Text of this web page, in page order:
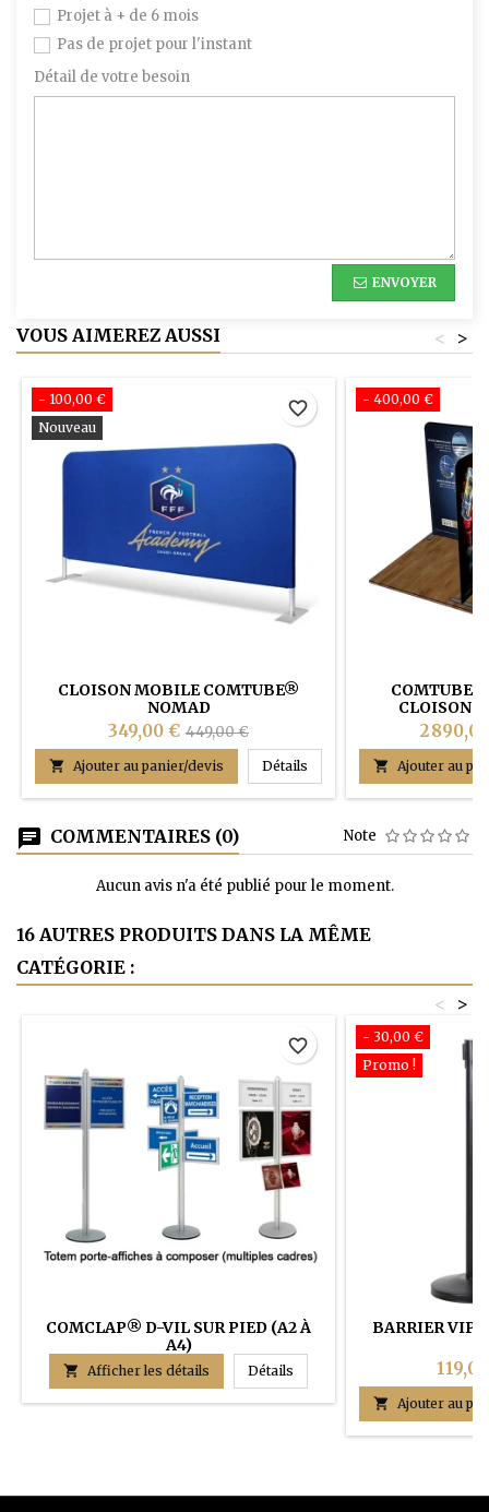
Projet à + de 6 mois
Pas de projet pour l'instant
Détail de votre besoin
ENVOYER
VOUS AIMEREZ AUSSI >
<
- 100,00 €
Nouveau
CLOISON MOBILE COMTUBE®
NOMAD
349,00 € 449,00 €
 Ajouter au panier/devis Détails CLOISON MOBILE
favorite_border - 400,00 €
CLOISONS
2
 Ajouter au
COMMENTAIRES (0) Note
Aucun avis n'a été publié pour le moment.
16 AUTRES PRODUITS DANS LA MÊME
CATÉGORIE :
>
<
COMCLAP® D-VIL SUR PIED (A2 À
A4)
 Afficher les détails Détails COMCLAP® D-VIL sur pied
favorite_border
- 30,00 €
Promo !
BARRIER
 Ajouter au